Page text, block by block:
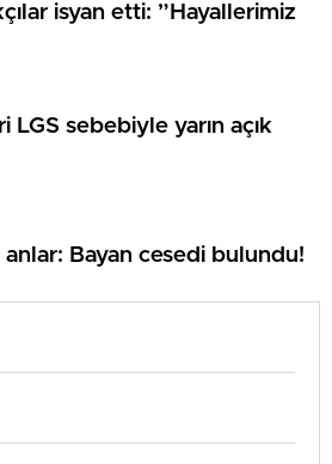
isyan etti: ”Hayallerimiz
sebebiyle yarın açık
anlar: Bayan cesedi bulundu!